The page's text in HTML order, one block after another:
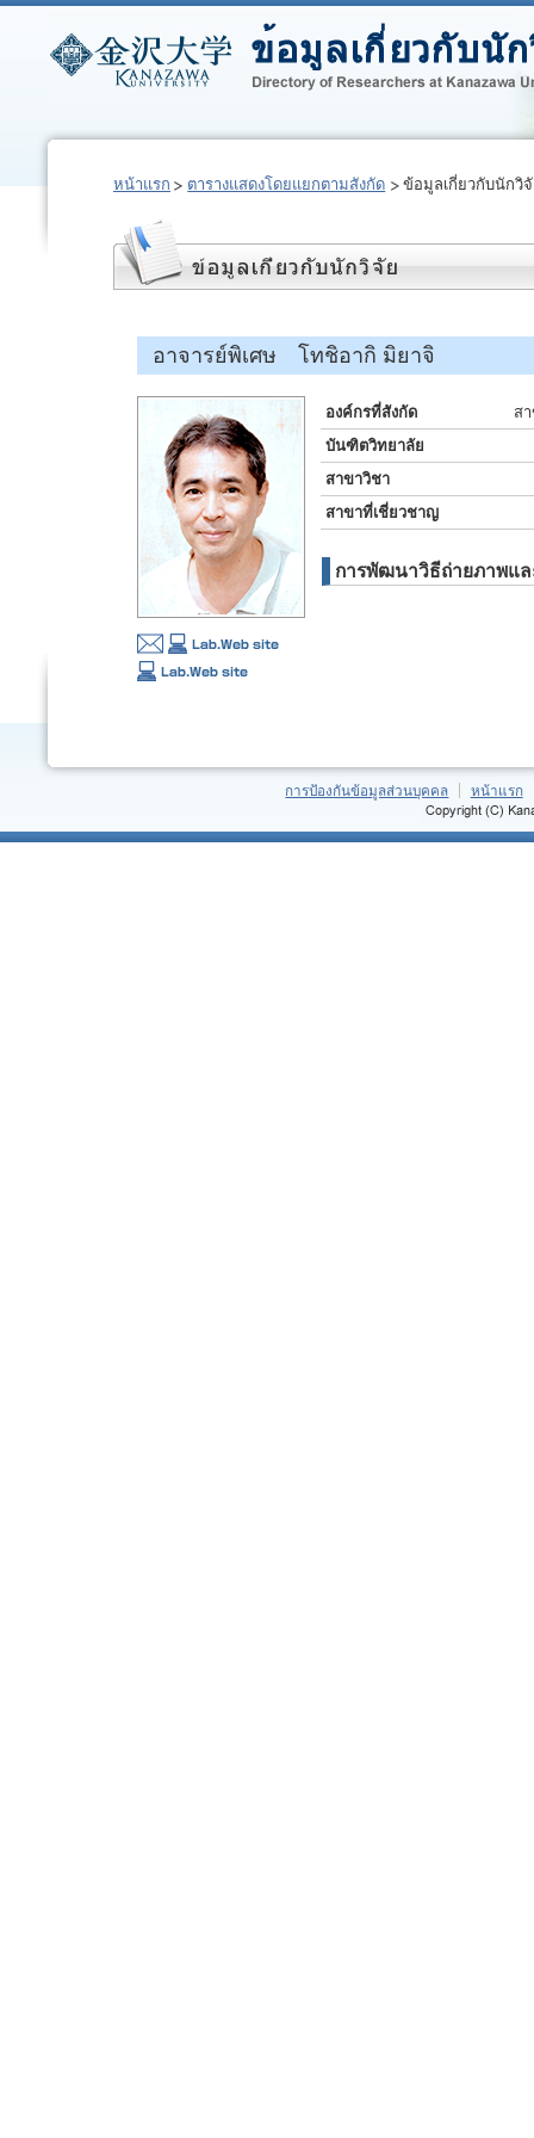
หน้าแรก ตารางแสดงโดยแยกตามสังกัด ข้อมูลเกี่ยวกับนักวิ
อาจารย์พิเศษ โทชิอากิ มิยาจิ
องค์กรที่สังกัด
ส
บันฑิตวิทยาลัย
สาขาวิชา
สาขาที่เชี่ยวชาญ
การพัฒนาวิธีถ่ายภาพแล
การป้องกันข้อมูลส่วนบุคคล หน้าแรก